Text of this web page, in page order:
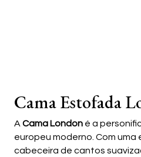
Cama Estofada
A Cama London é a
europeu moderno. Com
cabeceira de cantos